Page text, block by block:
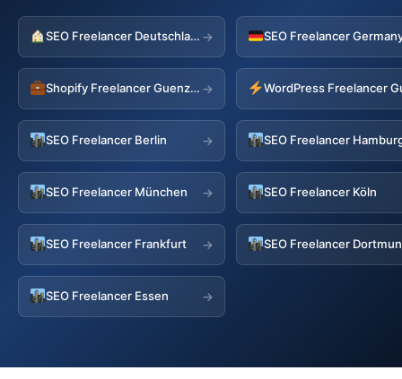
SEO Freelancer Deutschland →
Shopify Freelancer Guenzburg → WordPress Freelancer
SEO Freelancer Berlin → SEO Freelancer
SEO Freelancer München → SEO Freelancer Köln
SEO Freelancer Frankfurt → SEO Freelancer
SEO Freelancer Essen →